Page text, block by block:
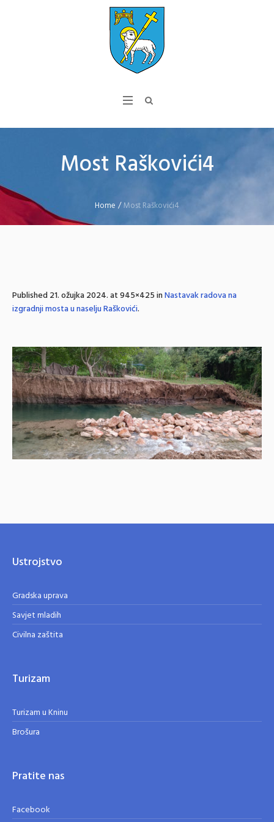
Most Raškovići4
Home /Most Raškovići4
Published21. ožujka 2024.at 945×425 inNastavak radova na
izgradnji mosta u naselju Raškovići.
Ustrojstvo
Gradska uprava
Savjet mladih
Civilna zaštita
Turizam
Turizam u Kninu
Brošura
Pratite nas
Facebook